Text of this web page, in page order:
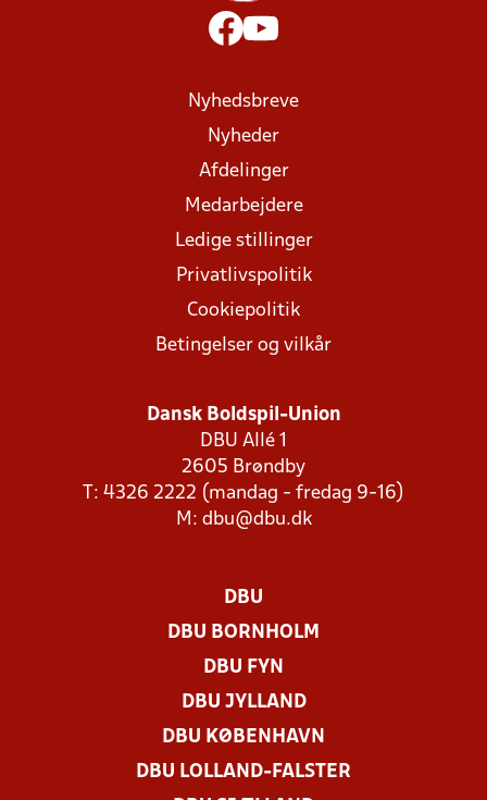
Nyhedsbreve
Nyheder
Afdelinger
Medarbejdere
Ledige stillinger
Privatlivspolitik
Cookiepolitik
Betingelser og vilkår
Dansk Boldspil-Union
DBU Allé 1
2605 Brøndby
T: 4326 2222 (mandag - fredag 9-16)
M: dbu@dbu.dk
DBU
DBU BORNHOLM
DBU FYN
DBU JYLLAND
DBU KØBENHAVN
DBU LOLLAND-FALSTER